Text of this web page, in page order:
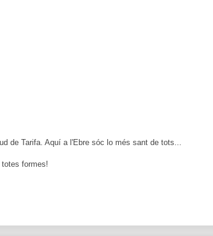
de Tarifa. Aquí a l'Ebre sóc lo més sant de tots...
formes!